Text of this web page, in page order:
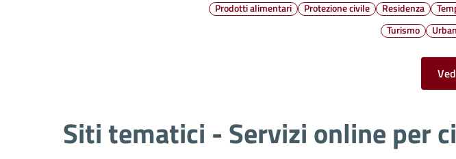
Prodotti alimentari
Protezione civile Residenza
Turismo
Siti tematici - Servizi online per